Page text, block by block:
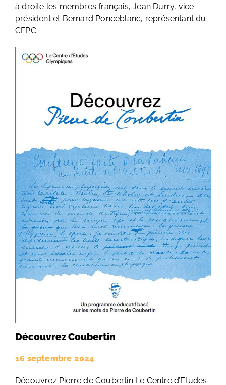
à droite les membres français, Jean Durry, vice-
président et Bernard Ponceblanc, représentant du
CFPC.
Découvrez Coubertin
16 septembre 2024
Découvrez Pierre de Coubertin Le Centre d’Etudes